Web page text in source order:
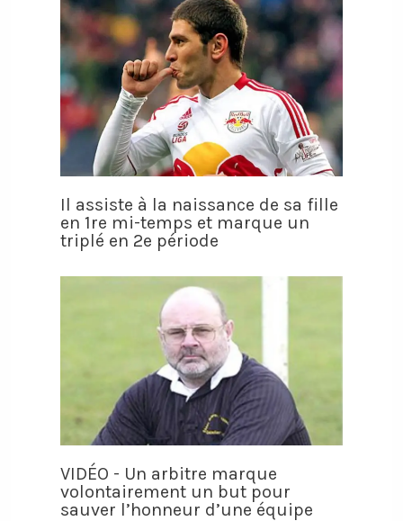
Il assiste à la naissance de sa fille
en 1re mi-temps et marque un
triplé en 2e période
VIDÉO - Un arbitre marque
volontairement un but pour
sauver l’honneur d’une équipe